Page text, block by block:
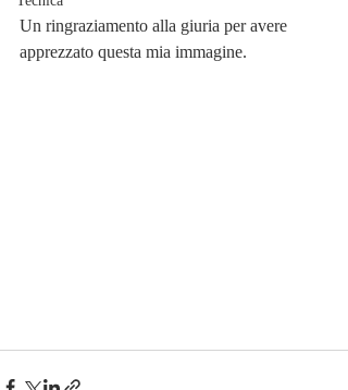
Un ringraziamento alla giuria per avere
apprezzato questa mia immagine.